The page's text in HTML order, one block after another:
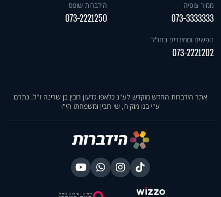
ממיר צופיה
073-3333333
הידברות שופס
073-2221250
נופשים וסמינרים בחו"ל
073-2221202
אתר הידברות החדש מוקדש לע"נ כלאפו גדעון רובין בן שרינה ז"ל. נתרם
ע"י בנו מוקירו, שי רובין ומשפחתו הי"ו